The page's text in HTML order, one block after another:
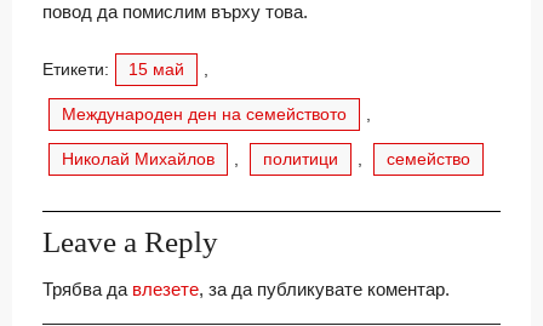
повод да помислим върху това.
Етикети: 15 май
Международен ден на семейството
Николай Михайлов политици семейство
Leave a Reply
Трябва да влезете, за да публикувате коментар.